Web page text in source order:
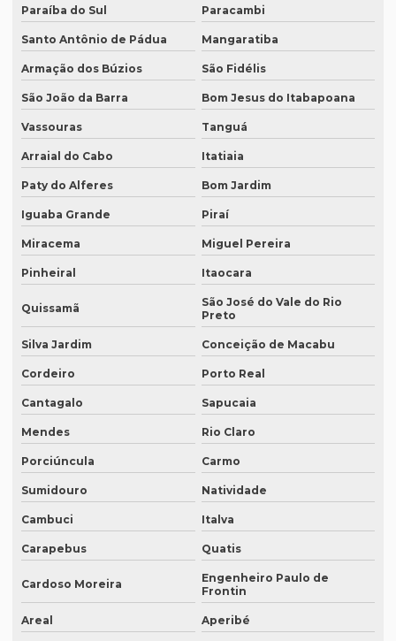
Empresa que traduz artigos científicos em sp
Empresa que traduz textos jurídicos
Empresa que traduz textos jurídicos em campinas
Empresa que traduz textos jurídicos em fortaleza
Empresa que transcreve áudios em porto alegre
Empresa de revisão de textos em espanhol
Empresa de revisão de textos em francês
Empresa de revisão de textos em português
Empresa de revisão de textos técnicos
Empresa de tradução de artigos
Empresa de tradução de artigos em fortaleza
Empresa de tradução de artigos em inglês
Empresa de tradução de artigos no rio de janeiro
Empresa de tradução de artigos no rj
Empresa de tradução de artigos em porto alegre
Empresa de tradução de artigos em recife
Empresa de tradução de artigos em sp
Empresa de tradução brasil
Paraíba do Sul Paracambi
Santo Antônio de Pádua Mangaratiba
Armação dos Búzios São Fidélis
São João da Barra Bom Jesus do Itabapoana
Vassouras Tanguá
Arraial do Cabo Itatiaia
Paty do Alferes Bom Jardim
Iguaba Grande Piraí
Miracema Miguel Pereira
Pinheiral Itaocara
Quissamã
São José do Vale do Rio
Preto
Silva Jardim Conceição de Macabu
Cordeiro Porto Real
Cantagalo Sapucaia
Mendes Rio Claro
Porciúncula Carmo
Sumidouro Natividade
Cambuci Italva
Carapebus Quatis
Cardoso Moreira
Engenheiro Paulo de
Frontin
Areal Aperibé